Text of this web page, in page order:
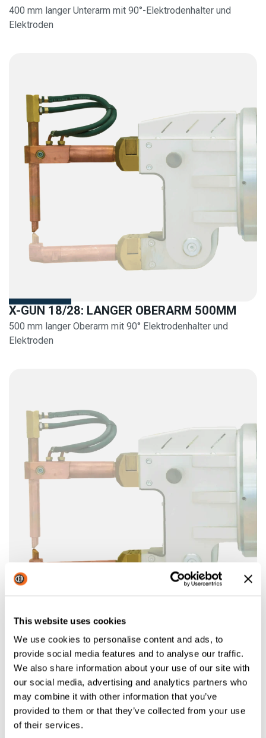
This website uses cookies
We use cookies to personalise content and ads, to
provide social media features and to analyse our traffic.
We also share information about your use of our site with
our social media, advertising and analytics partners who
may combine it with other information that you’ve
provided to them or that they’ve collected from your use
of their services.
400 mm langer Unterarm mit 90°-Elektrodenhalter und
Elektroden
X-GUN 18/28: LANGER OBERARM 500MM
500 mm langer Oberarm mit 90° Elektrodenhalter und
Elektroden
X-GUN 18/28: LANGER UNTERARM 500MM
500 mm langer Unterarm mit 90°-Elektrodenhalter und
Elektroden